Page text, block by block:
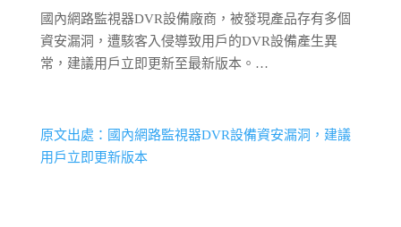
國內網路監視器DVR設備廠商，被發現產品存有多個
資安漏洞，遭駭客入侵導致用戶的DVR設備產生異
常，建議用戶立即更新至最新版本。…
原文出處：國內網路監視器DVR設備資安漏洞，建議
用戶立即更新版本